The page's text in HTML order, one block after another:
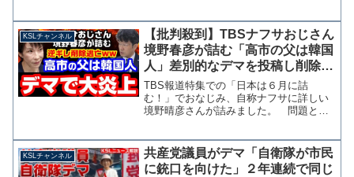
票が回したとされる報道を受けての投稿
だ。「二位じゃダメなん...
KSLチャンネル
【批判殺到】TBSナフサおじさん
境野春彦が詰む「高市の父は韓国
人」差別的なデマを投稿し削除逃
亡→指摘に逆ギレ【KSLチャンネ
ル】
TBS報道特集での「日本は６月に詰
む！」でおなじみ、自称ナフサに詳しい
境野晴彦さんが詰みました。 問題とな
す。 批判の文脈で出自を持ち出すこと
自体が人権上の問題がある...
KSLチャンネル
共産党議員がデマ「自衛隊が市民
に銃口を向けた」２年連続で同じ